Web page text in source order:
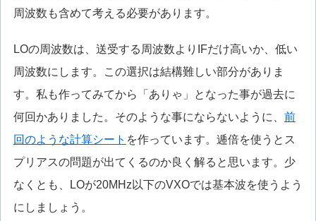
周波数も含めて考える必要があります。
LOの周波数は、送受する周波数よりIFだけ高いか、低い
周波数にします。この選択は結構難しい部分がありま
す。私も作ってみてから「ありゃ」となった事が過去に
何回かありました。そのような事にならないように、 前
回のような計算シート を作っています。逓倍を使うとス
プリアスの問題が出てくるのか良く解ると思います。少
なくとも、LOが20MHz以下のVXOでは基本波を使うよう
にしましょう。